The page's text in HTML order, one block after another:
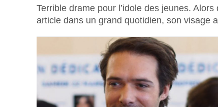
Terrible drame pour l’idole des jeunes.
article dans un grand quotidien, son visage